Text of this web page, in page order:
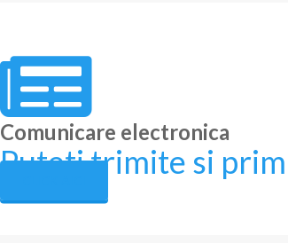
Comunicare electronica
Puteti trimite si